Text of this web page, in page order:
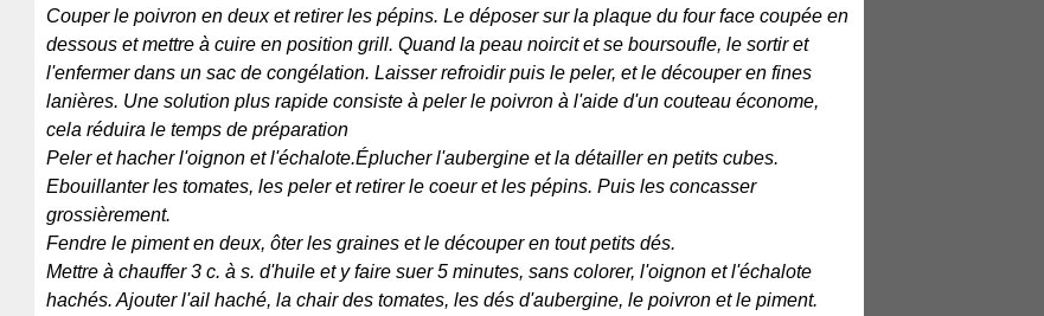
Couper le poivron en deux et retirer les pépins. Le déposer sur la plaque du four face coupée en
dessous et mettre à cuire en position grill. Quand la peau noircit et se boursoufle, le sortir et
l'enfermer dans un sac de congélation. Laisser refroidir puis le peler, et le découper en fines
lanières. Une solution plus rapide consiste à peler le poivron à l'aide d'un couteau économe,
cela réduira le temps de préparation
Peler et hacher l'oignon et l'échalote.Éplucher l'aubergine et la détailler en petits cubes.
Ebouillanter les tomates, les peler et retirer le coeur et les pépins. Puis les concasser
grossièrement.
Fendre le piment en deux, ôter les graines et le découper en tout petits dés.
Mettre à chauffer 3 c. à s. d'huile et y faire suer 5 minutes, sans colorer, l'oignon et l'échalote
hachés. Ajouter l'ail haché, la chair des tomates, les dés d'aubergine, le poivron et le piment.